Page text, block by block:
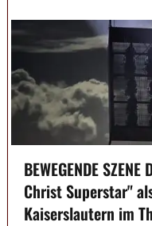
BEWEGENDE
Christ Superstar"
Kaiserslautern im